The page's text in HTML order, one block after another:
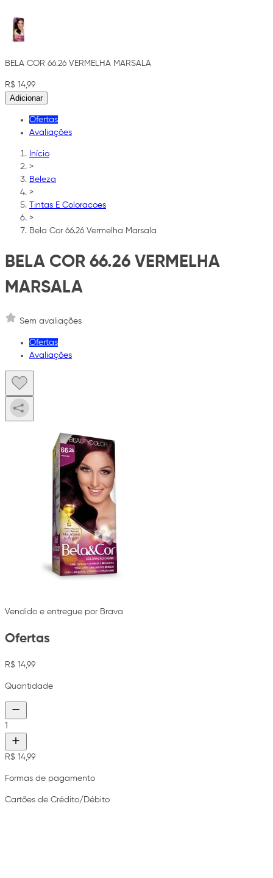
BELA COR 66.26 VERMELHA MARSALA
R$ 14,99
Adicionar
Ofertas
Avaliações
Início
>
Beleza
>
Tintas E Coloracoes
>
Bela Cor 66.26 Vermelha Marsala
BELA COR 66.26 VERMELHA
MARSALA
Sem avaliações
Ofertas
Avaliações
Vendido e entregue por Brava
Ofertas
R$ 14,99
Quantidade
1
R$ 14,99
Formas de pagamento
Cartões de Crédito/Débito